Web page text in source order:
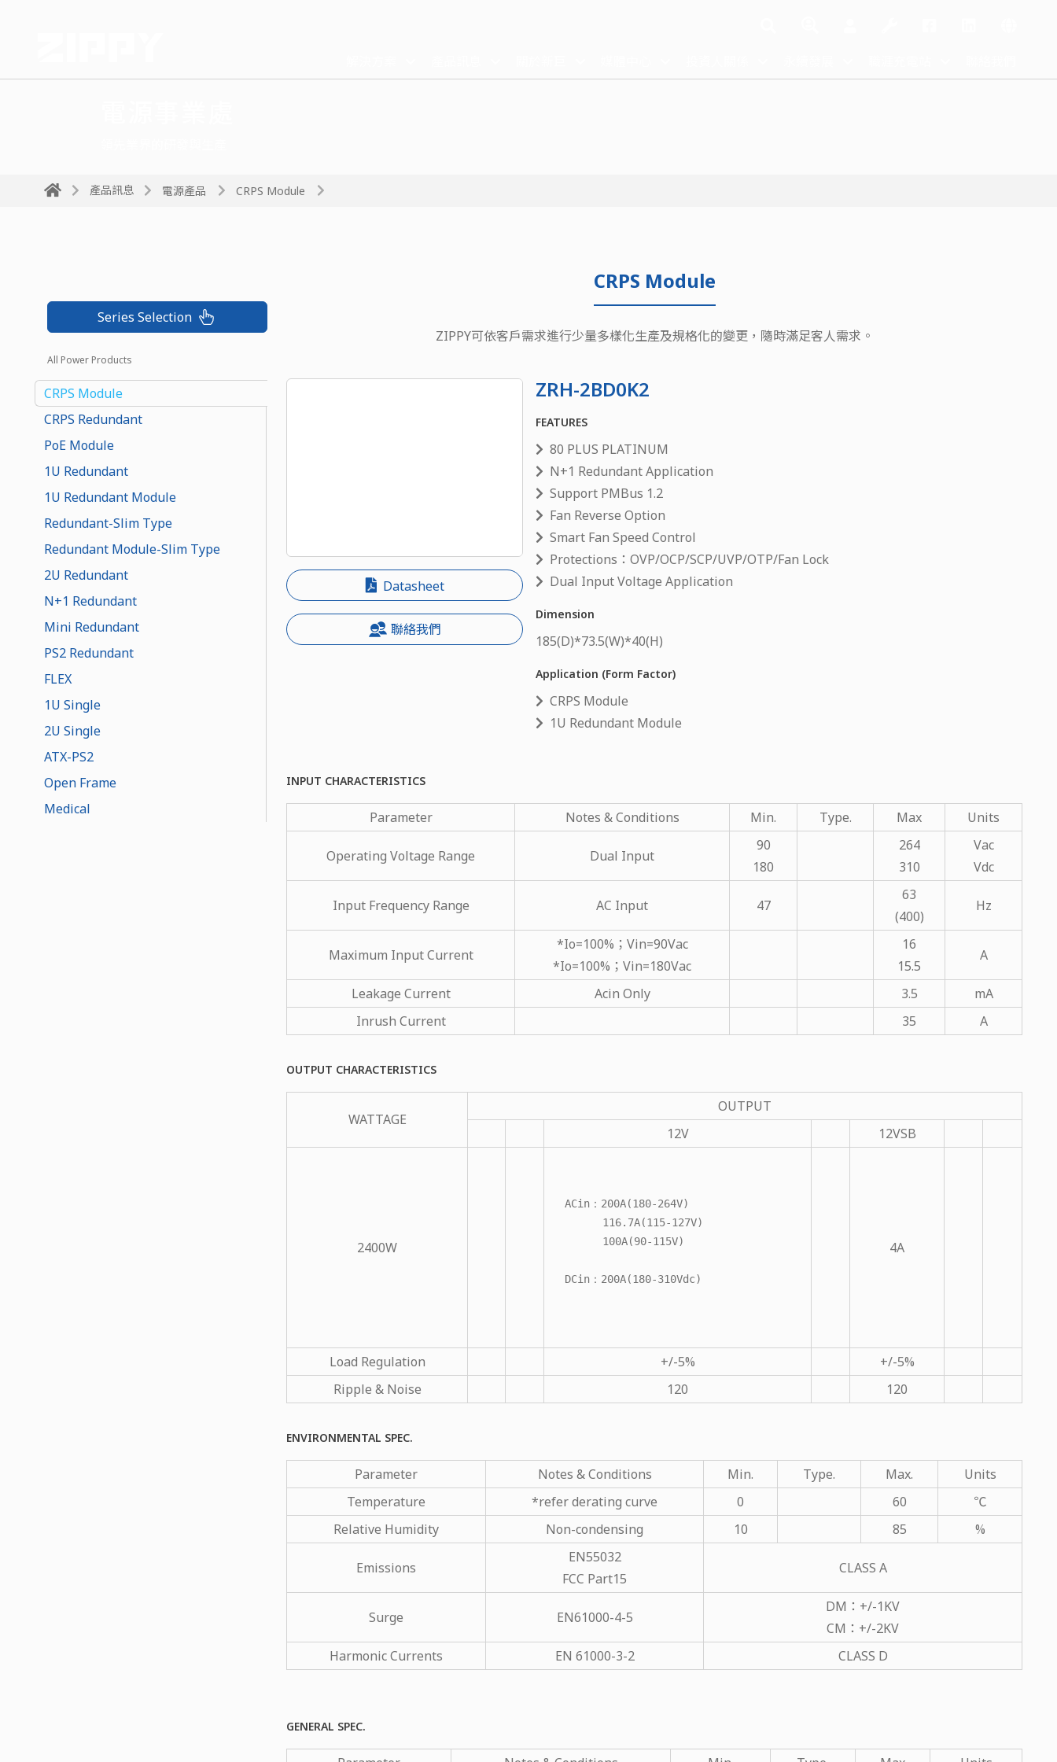
產品訊息 電源產品 CRPS Module
Series Selection
All Power Products
CRPS Module
CRPS Redundant
PoE Module
1U Redundant
1U Redundant Module
Redundant-Slim Type
Redundant Module-Slim Type
2U Redundant
N+1 Redundant
Mini Redundant
PS2 Redundant
FLEX
1U Single
2U Single
ATX-PS2
Open Frame
Medical
CRPS Module
ZIPPY可依客戶需求進行少量多樣化生產及規格化的變更，隨時滿足客人需求。
Datasheet
聯絡我們
ZRH-2BD0K2
FEATURES
80 PLUS PLATINUM
N+1 Redundant Application
Support PMBus 1.2
Fan Reverse Option
Smart Fan Speed Control
Protections：OVP/OCP/SCP/UVP/OTP/Fan Lock
Dual Input Voltage Application
Dimension
185(D)*73.5(W)*40(H)
Application (Form Factor)
CRPS Module
1U Redundant Module
INPUT CHARACTERISTICS
Parameter Notes & Conditions Min. Type. Max Units
Operating Voltage Range Dual Input
90
180
264
310
Vac
Vdc
Input Frequency Range AC Input 47
63
(400)
Hz
Maximum Input Current
*Io=100%；Vin=90Vac
*Io=100%；Vin=180Vac
16
15.5
A
Leakage Current Acin Only 3.5
mA
Inrush Current
35 A
OUTPUT CHARACTERISTICS
WATTAGE
OUTPUT
12V
12VSB
2400W
ACin：200A(180-264V)
      116.7A(115-127V)
      100A(90-115V)
DCin：200A(180-310Vdc)
4A
Load Regulation +/-5%
+/-5%
Ripple & Noise
120 120
ENVIRONMENTAL SPEC.
Parameter Notes & Conditions Min. Type. Max.
Units
Temperature
*refer derating curve 0 60
℃
Relative Humidity
Non-condensing 10 85 %
Emissions
EN55032
FCC Part15
CLASS A
Surge EN61000-4-5
DM：+/-1KV
CM：+/-2KV
Harmonic Currents
EN 61000-3-2 CLASS D
GENERAL SPEC.